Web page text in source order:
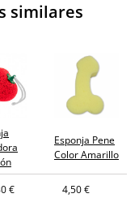
sin distintivos
(fecha estimada)
similares
Esponja Pene
Color Amarillo
€ 4,50 €